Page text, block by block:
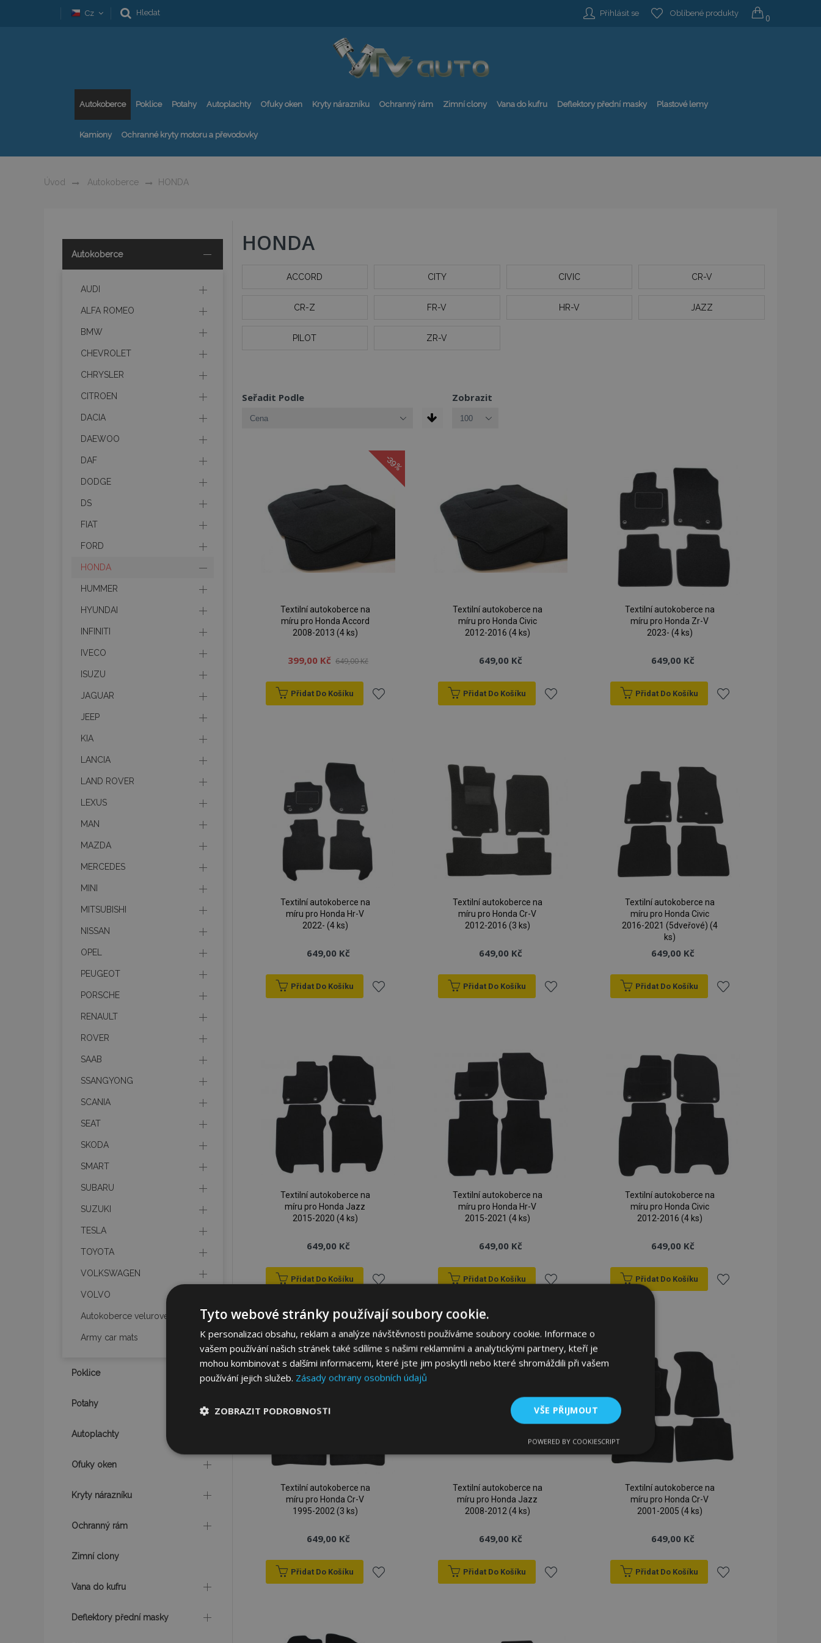
Cz Hledat Přihlásit se Oblíbené produkty 0
Autokoberce Poklice Potahy Autoplachty Ofuky oken Kryty nárazníku Ochranný rám Zimní clony Vana do kufru Deflektory přední masky Plastové lemy
Kamiony Ochranné kryty motoru a převodovky
Úvod Autokoberce HONDA
HONDA
ACCORD CITY CIVIC CR-V
CR-Z FR-V HR-V JAZZ
PILOT ZR-V
Seřadit Podle Zobrazit
-39%
Textilní autokoberce na
míru pro Honda Accord
2008-2013 (4 ks)
399,00 Kč 649,00 Kč
Přidat Do Košíku
Textilní autokoberce na
míru pro Honda Civic
2012-2016 (4 ks)
649,00 Kč
Přidat Do Košíku
Textilní autokoberce na
míru pro Honda Zr-V
2023- (4 ks)
649,00 Kč
Přidat Do Košíku
Textilní autokoberce na
míru pro Honda Hr-V
2022- (4 ks)
649,00 Kč
Přidat Do Košíku
Textilní autokoberce na
míru pro Honda Cr-V
2012-2016 (3 ks)
649,00 Kč
Přidat Do Košíku
Textilní autokoberce na
míru pro Honda Civic
2016-2021 (5dveřové) (4
ks)
649,00 Kč
Přidat Do Košíku
Textilní autokoberce na
míru pro Honda Jazz
2015-2020 (4 ks)
649,00 Kč
Přidat Do Košíku
k
oblíbeným
Textilní autokoberce na
míru pro Honda Hr-V
2015-2021 (4 ks)
649,00 Kč
Přidat Do Košíku
oblíbeným
Textilní autokoberce na
míru pro Honda Civic
2012-2016 (4 ks)
649,00 Kč
Přidat Do Košíku
Textilní autokoberce na
míru pro Honda Cr-V
1995-2002 (3 ks)
649,00 Kč
Přidat Do Košíku
Textilní autokoberce na
míru pro Honda Jazz
2008-2012 (4 ks)
649,00 Kč
Přidat Do Košíku
Textilní autokoberce na
míru pro Honda Cr-V
2001-2005 (4 ks)
649,00 Kč
Přidat Do Košíku
Autokoberce
AUDI
ALFA ROMEO
BMW
CHEVROLET
CHRYSLER
CITROEN
DACIA
DAEWOO
DAF
DODGE
DS
FIAT
FORD
HONDA
HUMMER
HYUNDAI
INFINITI
IVECO
ISUZU
JAGUAR
JEEP
KIA
LANCIA
LAND ROVER
LEXUS
MAN
MAZDA
MERCEDES
MINI
MITSUBISHI
NISSAN
OPEL
PEUGEOT
PORSCHE
RENAULT
ROVER
SAAB
SSANGYONG
SCANIA
SEAT
SKODA
SMART
SUBARU
SUZUKI
TESLA
TOYOTA
VOLKSWAGEN
VOLVO
Autokoberce velurové
Army car mats
Poklice
Potahy
Autoplachty
Ofuky oken
Kryty nárazníku
Ochranný rám
Zimní clony
Vana do kufru
Deflektory přední masky
Tyto webové stránky používají soubory cookie.
K personalizaci obsahu, reklam a analýze návštěvnosti používáme soubory cookie. Informace o
vašem používání našich stránek také sdílíme s našimi reklamními a analytickými partnery, kteří je
mohou kombinovat s dalšími informacemi, které jste jim poskytli nebo které shromáždili při vašem
používání jejich služeb. Zásady ochrany osobních údajů
VŠE PŘIJMOUT
ZOBRAZIT PODROBNOSTI
soubory
Funkční soubory
Nezbytně nutné soubory Soubory cílení Funkční soubory
Nezbytně nutné soubory cookie umožňují základní funkce webových stránek, jako je přihlášení uživatele a správa účtu.
Webové stránky nelze bez nezbytně nutných souborů cookie správně používat.
section_data_ids
POWERED BY COOKIESCRIPT